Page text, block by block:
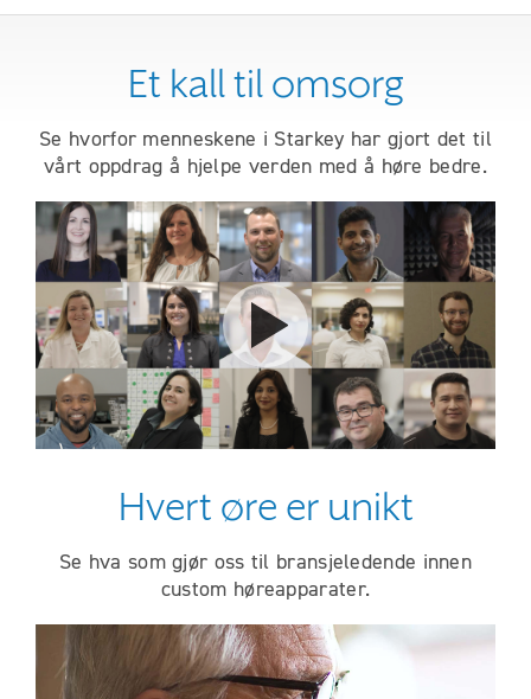
Et kall til omsorg
Se hvorfor menneskene i Starkey har gjort det til
vårt oppdrag å hjelpe verden med å høre bedre.
Play video
Hvert øre er unikt
Se hva som gjør oss til bransjeledende innen
custom høreapparater.